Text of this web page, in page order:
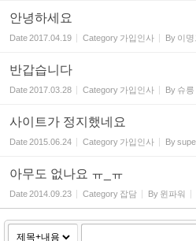
안녕하세요
Date2017.04.19 Category 가입인사 By 이
반갑습니다
Date2017.03.28 Category 가입인사 By 슈릉
사이트가 정지했네요
Date2015.06.24 Category 가입인사 By
아무도 없나요 ㅠ_ㅠ
Date2014.09.23 Category 잡담 By 윈파워